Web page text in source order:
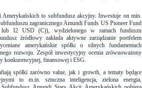
to subfundusz akcyjny. Inwestuje on min.
zagranicznego Amundi Funds US Pioneer Fund
I2 USD (C)), wydzielonego w ramach funduszu
źródłowy zakłada aktywne zarządzanie portfelem
amerykańskie spółki o silnych fundamentach
rozwoju. Zespół inwestycyjny ocenia zrównoważony
konkurencyjnej, finansowej i ESG.
spółki zarówno value, jak i growth, a tematy będące
to m.in. sztuczna inteligencja, zielona energia,